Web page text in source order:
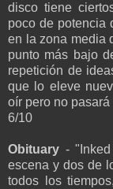
disco tiene
poco de potencia
en la zona media
punto más bajo
repetición de
que lo eleve
oír pero no pasará
6/10
Obituary -
escena y dos de
todos los